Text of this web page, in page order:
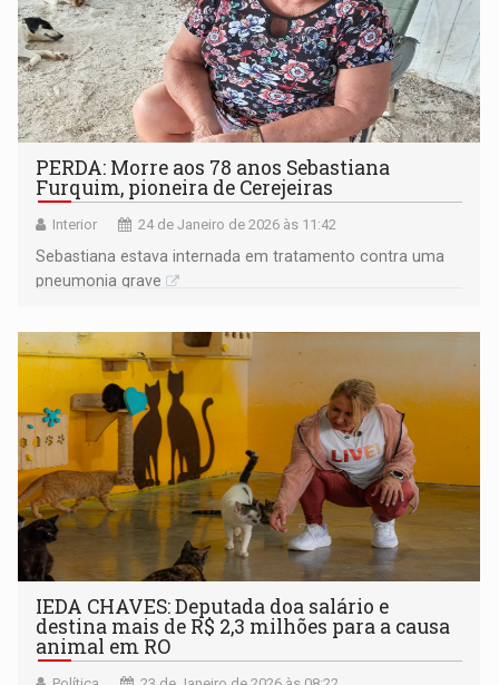
PERDA: Morre aos 78 anos Sebastiana
Furquim, pioneira de Cerejeiras
Interior 24 de Janeiro de 2026 às 11:42
Sebastiana estava internada em tratamento contra uma
pneumonia grave
IEDA CHAVES: Deputada doa salário e
destina mais de R$ 2,3 milhões para a causa
animal em RO